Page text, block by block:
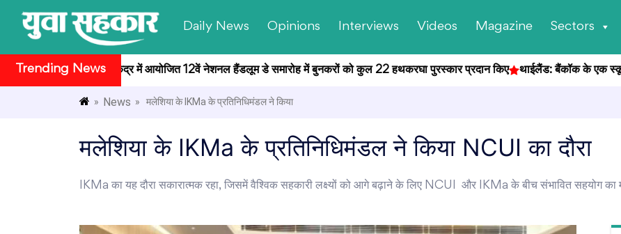
Daily News Opinions Interviews Videos Magazine Sectors
Trending News
भवन सांस्कृतिक केंद्र में आयोजित 12वें नेशनल हैंडलूम डे समारोह में बुनकरों को कुल 22 हथकरघा पुरस्कार प्रदान किए थाईलैंड: बैंकॉक के एक स्कूल में
» News » मलेशिया के IKMa के प्रतिनिधिमंडल ने किया
मलेशिया के IKMa के प्रतिनिधिमंडल ने किया NCUI का दौरा
IKMa का यह दौरा सकारात्मक रहा, जिसमें वैश्विक सहकारी लक्ष्यों को आगे बढ़ाने के लिए NCUI और IKMa के बीच संभावित सहयोग का